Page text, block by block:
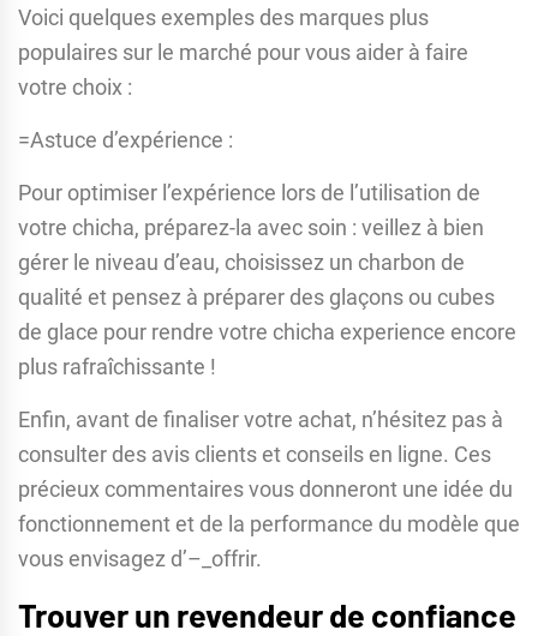
Voici quelques exemples des marques plus
populaires sur le marché pour vous aider à faire
votre choix :
=Astuce d’expérience :
Pour optimiser l’expérience lors de l’utilisation de
votre chicha, préparez-la avec soin : veillez à bien
gérer le niveau d’eau, choisissez un charbon de
qualité et pensez à préparer des glaçons ou cubes
de glace pour rendre votre chicha experience encore
plus rafraîchissante !
Enfin, avant de finaliser votre achat, n’hésitez pas à
consulter des avis clients et conseils en ligne. Ces
précieux commentaires vous donneront une idée du
fonctionnement et de la performance du modèle que
vous envisagez d’–_offrir.
Trouver un revendeur de confiance